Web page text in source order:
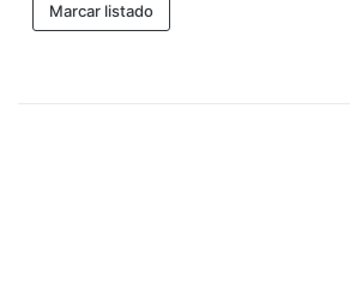
Marcar listado